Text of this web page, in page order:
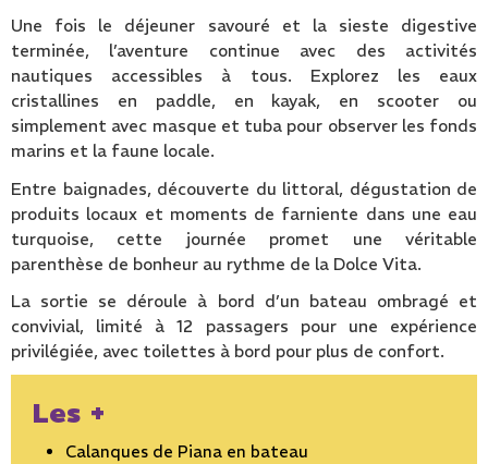
Une fois le déjeuner savouré et la sieste digestive
terminée, l’aventure continue avec des activités
nautiques accessibles à tous. Explorez les eaux
cristallines en paddle, en kayak, en scooter ou
simplement avec masque et tuba pour observer les fonds
marins et la faune locale.
Entre baignades, découverte du littoral, dégustation de
produits locaux et moments de farniente dans une eau
turquoise, cette journée promet une véritable
parenthèse de bonheur au rythme de la Dolce Vita.
La sortie se déroule à bord d’un bateau ombragé et
convivial, limité à 12 passagers pour une expérience
privilégiée, avec toilettes à bord pour plus de confort.
Les +
Calanques de Piana en bateau